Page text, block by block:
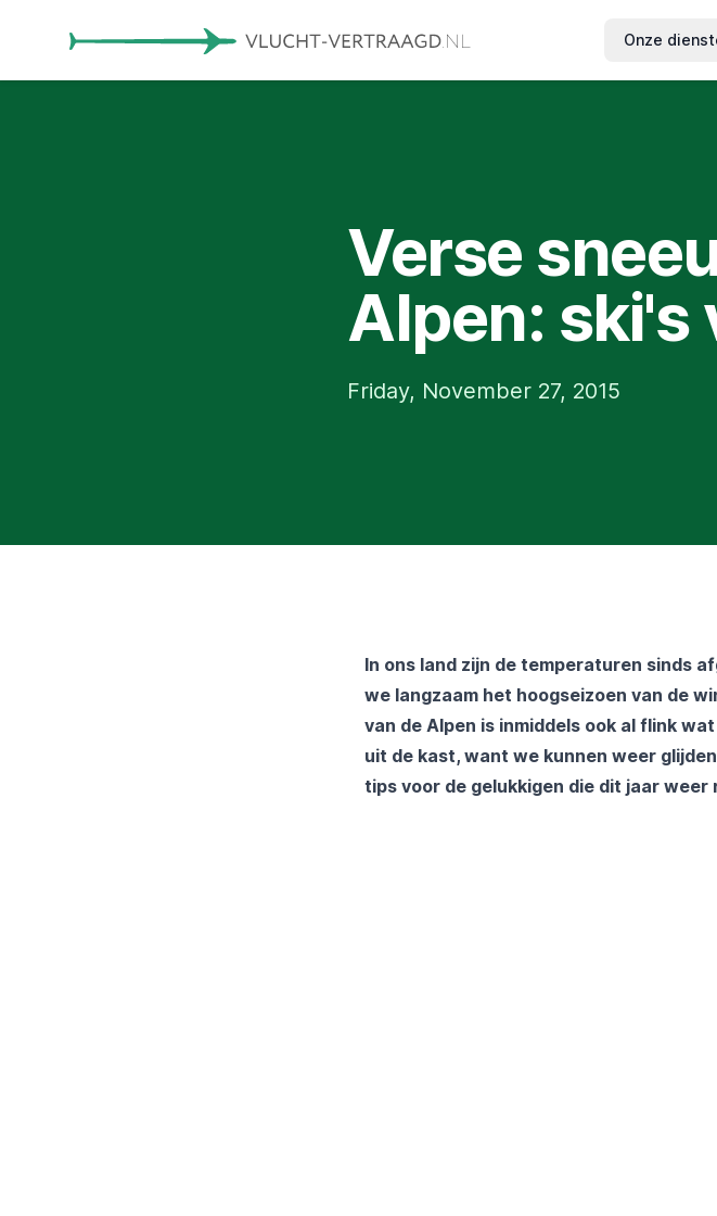
Onze
Verse
Alpen: ski's
Friday, November 27, 2015
In ons land zijn de temperaturen sinds
we langzaam het hoogseizoen van de
van de Alpen is inmiddels ook al flink
uit de kast, want we kunnen weer
tips voor de gelukkigen die dit jaar